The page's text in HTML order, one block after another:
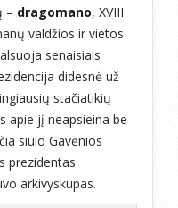
– dragomano, XVIII
valdžios ir vietos
senaisiais
didesnė už
stačiatikių
apie jį neapsieina be
siūlo Gavėnios
prezidentas
arkivyskupas.